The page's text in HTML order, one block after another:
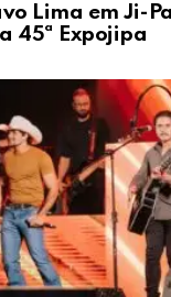
Lima em Ji-
45ª Expojipa